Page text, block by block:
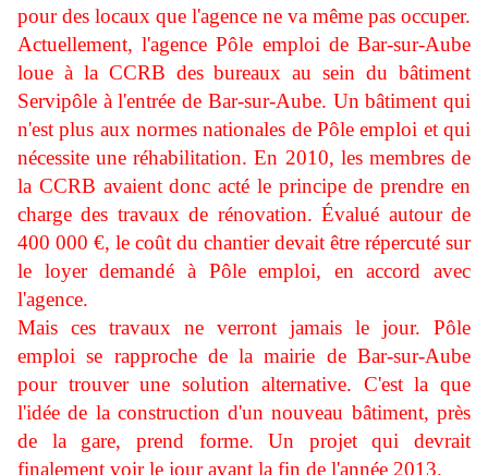
pour des locaux que l'agence ne va même pas occuper.
Actuellement, l'agence Pôle emploi de Bar-sur-Aube
loue à la CCRB des bureaux au sein du bâtiment
Servipôle à l'entrée de Bar-sur-Aube. Un bâtiment qui
n'est plus aux normes nationales de Pôle emploi et qui
nécessite une réhabilitation. En 2010, les membres de
la CCRB avaient donc acté le principe de prendre en
charge des travaux de rénovation. Évalué autour de
400 000 €, le coût du chantier devait être répercuté sur
le loyer demandé à Pôle emploi, en accord avec
l'agence.
Mais ces travaux ne verront jamais le jour. Pôle
emploi se rapproche de la mairie de Bar-sur-Aube
pour trouver une solution alternative. C'est la que
l'idée de la construction d'un nouveau bâtiment, près
de la gare, prend forme. Un projet qui devrait
finalement voir le jour avant la fin de l'année 2013.